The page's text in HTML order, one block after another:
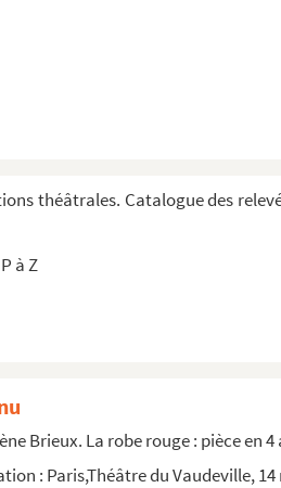
théâtrales. Catalogue des
à Z
électrique. Schéma d'implantation ...
Brieux. La robe rouge : pièce en 4
: Paris,Théâtre du Vaudeville, 14